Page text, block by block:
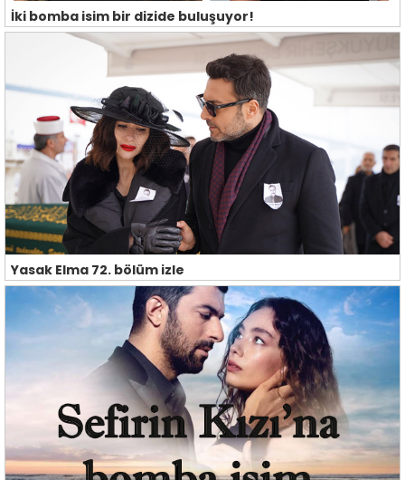
İki bomba isim bir dizide buluşuyor!
Yasak Elma 72. bölüm izle